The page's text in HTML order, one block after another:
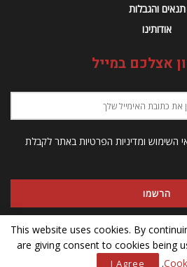
תנאים והגבלות
אודותינו
אצלכם במייל
השימוש ומדיניות הפרטיות באתר לקבלת
This website uses cookies. By
are giving consent to cookies being
.
I Agree